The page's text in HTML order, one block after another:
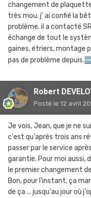
changement de
très mou. j' ai confié la
problème. il a contacté
échange de tout le
gaines, étriers, montage
pas de problème depuis.🆒
Robert
Posté le 12 avril
Je vois, Jean, que je ne
c'est qu'après trois ans
passer par le service
garantie. Pour moi aussi,
le premier changement
Bon, pour l'instant, ça
de ça ... jusqu'au jour où